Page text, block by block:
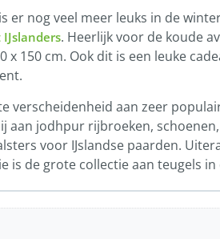
er nog veel meer leuks in de
. Heerlijk voor de koude
x 150 cm. Ook dit is een leuke
verscheidenheid aan zeer
aan jodhpur rijbroeken,
voor IJslandse paarden.
is de grote collectie aan teugels